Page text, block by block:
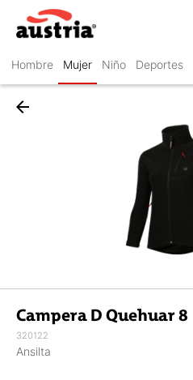
Hombre Mujer Niño Deportes
arrow_back
Campera D Quehuar 8
320122
Ansilta